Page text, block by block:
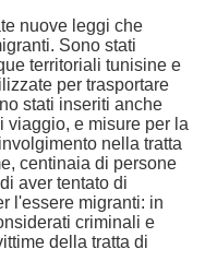
nuove leggi che
Sono stati
territoriali tunisine e
per trasportare
stati inseriti anche
viaggio, e misure per la
nella tratta
centinaia di persone
aver tentato di
l'essere migranti: in
criminali e
della tratta di